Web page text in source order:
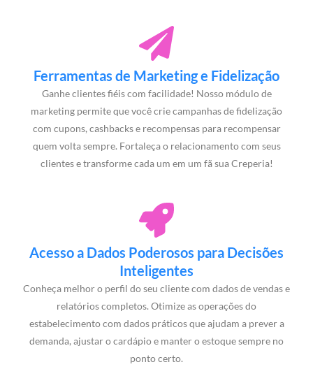
Ferramentas de Marketing e Fidelização
Ganhe clientes fiéis com facilidade! Nosso módulo de
marketing permite que você crie campanhas de fidelização
com cupons, cashbacks e recompensas para recompensar
quem volta sempre. Fortaleça o relacionamento com seus
clientes e transforme cada um em um fã sua Creperia!
Acesso a Dados Poderosos para Decisões
Inteligentes
Conheça melhor o perfil do seu cliente com dados de vendas e
relatórios completos. Otimize as operações do
estabelecimento com dados práticos que ajudam a prever a
demanda, ajustar o cardápio e manter o estoque sempre no
ponto certo.